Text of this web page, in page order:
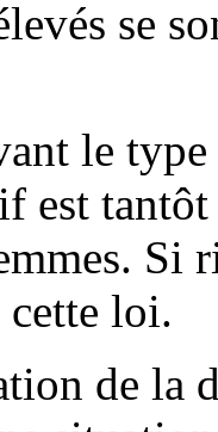
se
le type
est
Si
loi.
de la